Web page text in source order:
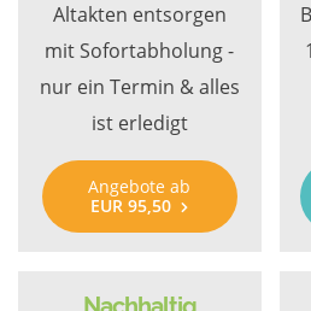
Altakten entsorgen
mit Sofortabholung -
nur ein Termin & alles
ist erledigt
Angebote ab
EUR 95,50